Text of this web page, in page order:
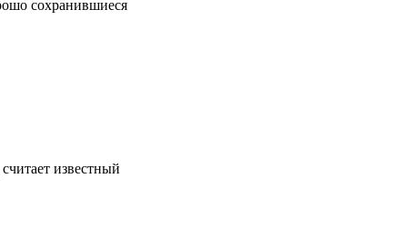
сохранившиеся
известный